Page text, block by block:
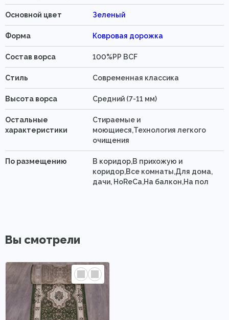
Основной цвет Зеленый
Форма Ковровая дорожка
Состав ворса 100%PP BCF
Стиль Современная классика
Высота ворса Средний (7-11 мм)
Остальные
характеристики
Стираемые и
моющиеся,Технология легкого
очищения
По размещению
В коридор,В прихожую и
коридор,Все комнаты,Для дома,
дачи, HoReCa,На балкон,На пол
Вы смотрели